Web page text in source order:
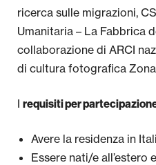
ricerca sulle migrazioni,
Umanitaria – La Fabbrica
collaborazione di ARCI
di cultura fotografica
I requisiti per
Avere la residenza in
Essere nati/e all’estero